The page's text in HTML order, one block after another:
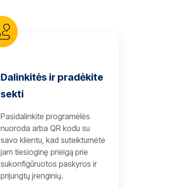
Dalinkitės ir pradėkite
sekti
Pasidalinkite programėlės
nuoroda arba QR kodu su
savo klientu, kad suteiktumėte
jam tiesioginę prieigą prie
sukonfigūruotos paskyros ir
prijungtų įrenginių.